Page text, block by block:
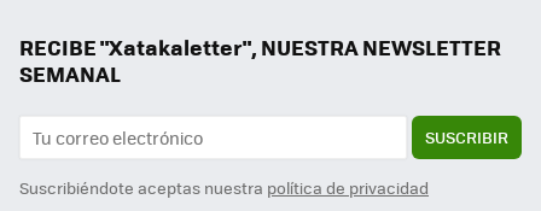
RECIBE "Xatakaletter", NUESTRA NEWSLETTER
SEMANAL
SUSCRIBIR
Suscribiéndote aceptas nuestra política de privacidad